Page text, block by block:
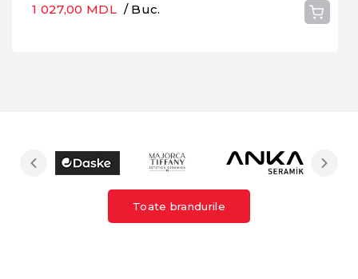
1 027,00 MDL / Buc.
Toate brandurile